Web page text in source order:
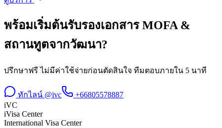
พร้อมเริ่มต้นรับรองเอกสาร MOFA &
สถานทูตจากวัฒนา?
ปรึกษาฟรี ไม่มีค่าใช้จ่ายก่อนตัดสินใจ ทีมตอบภายใน 5 นาที
ทักไลน์ @ivc
+66805578887
iVC
iVisa Center
International Visa Center